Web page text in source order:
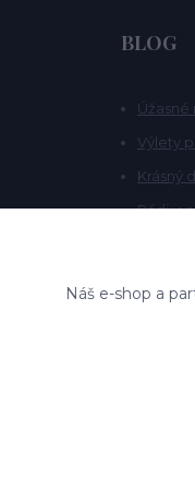
BLOG
Úžasné
Výlety
Krásný
Rádi
Náš e-shop a